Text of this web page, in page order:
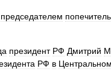
председателем
президент РФ Дмитрий
РФ в Центральном